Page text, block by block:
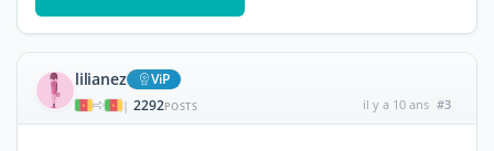
lilianez ViP
| 2292POSTS il y a 10 ans #3